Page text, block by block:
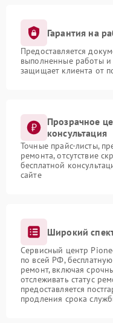
Гарантия на
Предоставляется
выполненные работы и
защищает клиента от
Прозрачное
консультация
Точные прайс-листы,
ремонта, отсутствие
бесплатной
сайте
Широкий
Сервисный центр
по всей РФ,
ремонт, включая
отслеживать статус
предоставляется
продления срока